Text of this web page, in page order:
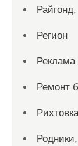
Регион
Реклама
Ремонт
Рихтовка